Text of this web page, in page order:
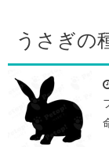
うさぎの